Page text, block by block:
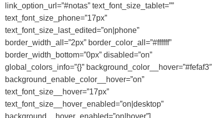
link_option_url=”#notas” text_font_size_tablet=””
text_font_size_phone=”17px”
text_font_size_last_edited=”on|phone”
border_width_all=”2px” border_color_all=”#ffffff”
border_width_bottom=”0px” disabled=”on”
global_colors_info=”{}” background_color__hover=”#fefaf3″
background_enable_color__hover=”on”
text_font_size__hover=”17px”
text_font_size__hover_enabled=”on|desktop”
background__hover_enabled=”on|hover”]